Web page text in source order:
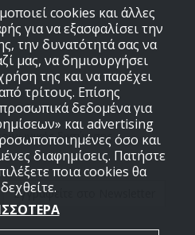
δικτύωσης
Εγγραφείτε στο Newsletter
cookies και άλλες
για να εξασφαλίσει την
την δυνατότητά σας να
μας, να δημιουργήσει
της και να παρέχει
τρίτους. Επίσης
δεδομένα για
και advertising
όσο και
διαφημίσεις. Πατήστε
ποια cookies θα